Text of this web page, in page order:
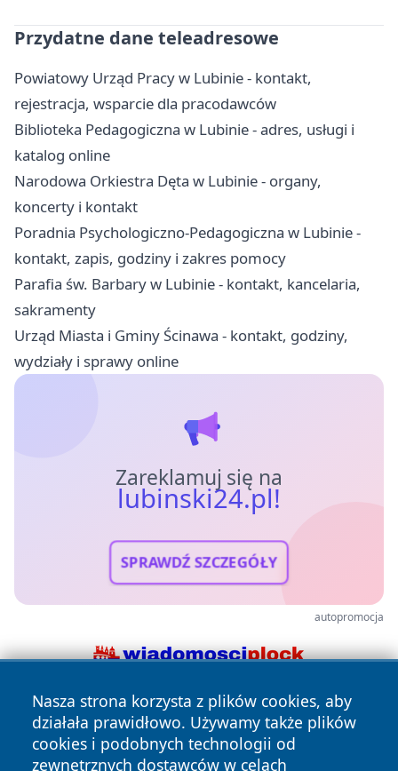
Przydatne dane teleadresowe
Powiatowy Urząd Pracy w Lubinie - kontakt,
rejestracja, wsparcie dla pracodawców
Biblioteka Pedagogiczna w Lubinie - adres, usługi i
katalog online
Narodowa Orkiestra Dęta w Lubinie - organy,
koncerty i kontakt
Poradnia Psychologiczno-Pedagogiczna w Lubinie -
kontakt, zapis, godziny i zakres pomocy
Parafia św. Barbary w Lubinie - kontakt, kancelaria,
sakramenty
Urząd Miasta i Gminy Ścinawa - kontakt, godziny,
wydziały i sprawy online
Zareklamuj się na
lubinski24.pl!
SPRAWDŹ SZCZEGÓŁY
autopromocja
Nasza strona korzysta z plików cookies, aby
działała prawidłowo. Używamy także plików
cookies i podobnych technologii od
zewnętrznych dostawców w celach